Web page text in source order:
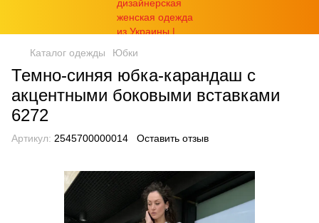
Каталог одежды Юбки
Темно-синяя юбка-карандаш с
акцентными боковыми вставками
6272
Артикул: 2545700000014 Оставить отзыв